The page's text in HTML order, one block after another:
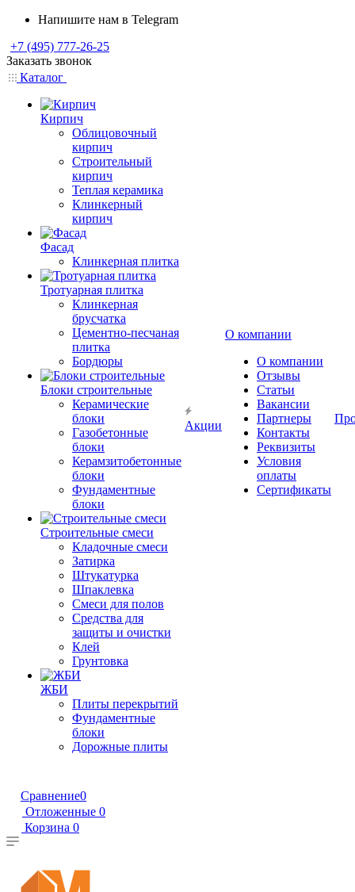
Напишите нам в Telegram
+7 (495) 777-26-25
Заказать звонок
Каталог
Кирпич
Облицовочный
кирпич
Строительный
кирпич
Теплая керамика
Клинкерный
кирпич
Фасад
Клинкерная плитка
Тротуарная плитка
Клинкерная
брусчатка
Цементно-песчаная
плитка
Бордюры
Блоки строительные
Керамические
блоки
Газобетонные
блоки
Керамзитобетонные
блоки
Фундаментные
блоки
Строительные смеси
Кладочные смеси
Затирка
Штукатурка
Шпаклевка
Смеси для полов
Средства для
защиты и очистки
Клей
Грунтовка
ЖБИ
Плиты перекрытий
Фундаментные
блоки
Дорожные плиты
Акции
О компании
О компании
Отзывы
Статьи
Вакансии
Партнеры
Контакты
Реквизиты
Условия
оплаты
Сертификаты
Сравнение0
Отложенные 0
Корзина 0